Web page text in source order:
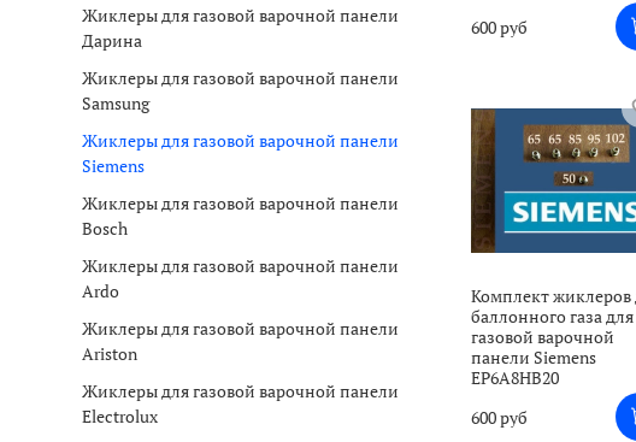
600 руб
Комплект жиклеров
баллонного газа для
газовой варочной
панели Siemens
EP6A8HB20
600 руб
Жиклеры для газовой варочной панели
Дарина
Жиклеры для газовой варочной панели
Samsung
Жиклеры для газовой варочной панели
Siemens
Жиклеры для газовой варочной панели
Bosch
Жиклеры для газовой варочной панели
Ardo
Жиклеры для газовой варочной панели
Ariston
Жиклеры для газовой варочной панели
Electrolux